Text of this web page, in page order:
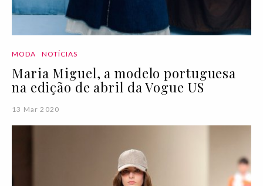
MODA NOTÍCIAS
Maria Miguel, a modelo portuguesa
na edição de abril da Vogue US
13 Mar 2020